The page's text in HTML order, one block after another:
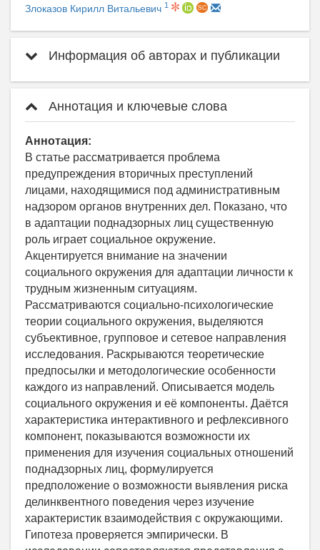
Злоказов Кирилл Витальевич 1
Информация об авторах и публикации
Аннотация и ключевые слова
Аннотация:
В статье рассматривается проблема
предупреждения вторичных преступлений
лицами, находящимися под административным
надзором органов внутренних дел. Показано, что
в адаптации поднадзорных лиц существенную
роль играет социальное окружение.
Акцентируется внимание на значении
социального окружения для адаптации личности к
трудным жизненным ситуациям.
Рассматриваются социально-психологические
теории социального окружения, выделяются
субъективное, групповое и сетевое направления
исследования. Раскрываются теоретические
предпосылки и методологические особенности
каждого из направлений. Описывается модель
социального окружения и её компоненты. Даётся
характеристика интерактивного и рефлексивного
компонент, показываются возможности их
применения для изучения социальных отношений
поднадзорных лиц, формулируется
предположение о возможности выявления риска
делинквентного поведения через изучение
характеристик взаимодействия с окружающими.
Гипотеза проверяется эмпирически. В